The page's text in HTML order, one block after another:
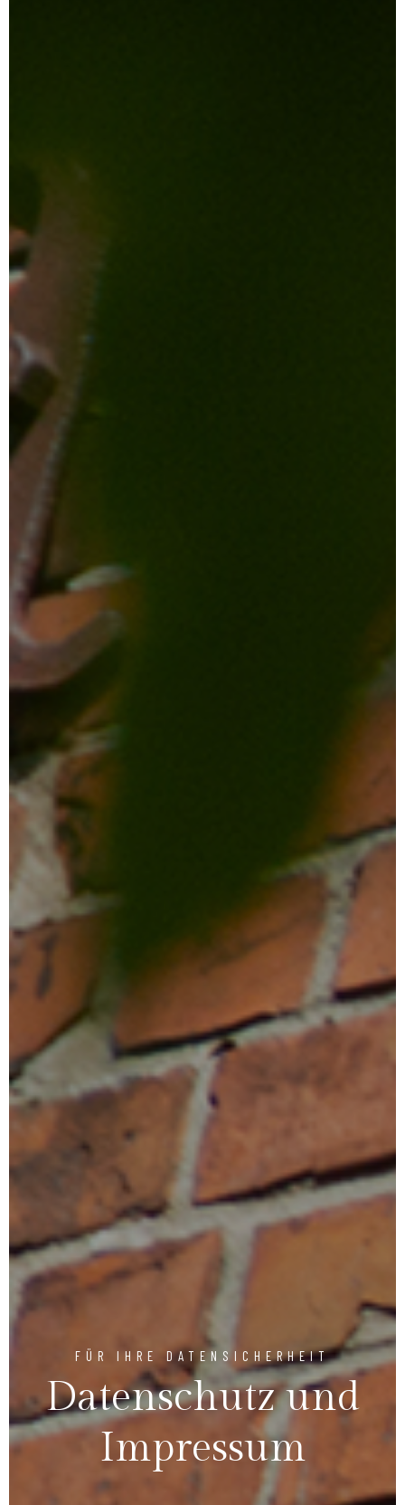
FÜR IHRE DATENSICHERHEIT
Datenschutz und
Impressum